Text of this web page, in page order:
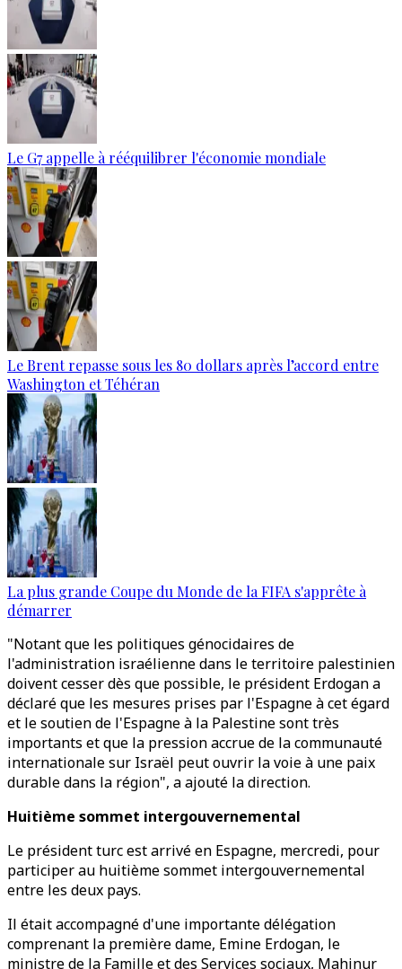
Le G7 appelle à rééquilibrer l'économie mondiale
Le Brent repasse sous les 80 dollars après l’accord entre
Washington et Téhéran
La plus grande Coupe du Monde de la FIFA s'apprête à
démarrer
"Notant que les politiques génocidaires de
l'administration israélienne dans le territoire palestinien
doivent cesser dès que possible, le président Erdogan a
déclaré que les mesures prises par l'Espagne à cet égard
et le soutien de l'Espagne à la Palestine sont très
importants et que la pression accrue de la communauté
internationale sur Israël peut ouvrir la voie à une paix
durable dans la région", a ajouté la direction.
Huitième sommet intergouvernemental
Le président turc est arrivé en Espagne, mercredi, pour
participer au huitième sommet intergouvernemental
entre les deux pays.
Il était accompagné d'une importante délégation
comprenant la première dame, Emine Erdogan, le
ministre de la Famille et des Services sociaux, Mahinur